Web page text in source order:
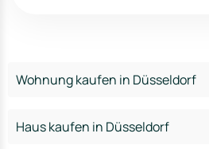
Wohnung kaufen in Düsseldorf
Haus kaufen in Düsseldorf